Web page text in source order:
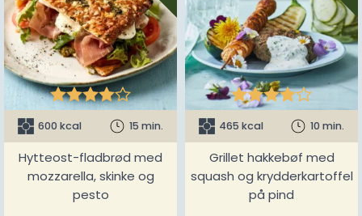

600 kcal 15 min.
Hytteost-fladbrød med
mozzarella, skinke og
pesto

465 kcal 10 min.
Grillet hakkebøf med
squash og krydderkartoffel
på pind